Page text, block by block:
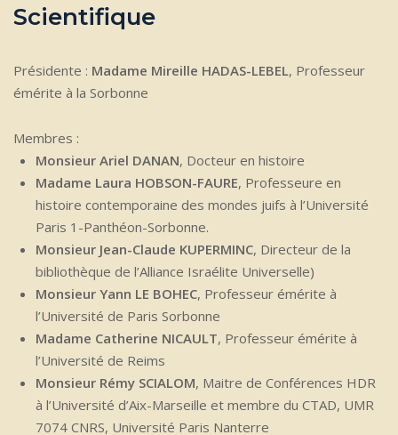
Scientifique
Présidente : Madame Mireille HADAS-LEBEL, Professeur
émérite à la Sorbonne
Membres :
Monsieur Ariel DANAN, Docteur en histoire
Madame Laura HOBSON-FAURE, Professeure en
histoire contemporaine des mondes juifs à l’Université
Paris 1-Panthéon-Sorbonne.
Monsieur Jean-Claude KUPERMINC, Directeur de la
bibliothèque de l’Alliance Israélite Universelle)
Monsieur Yann LE BOHEC, Professeur émérite à
l’Université de Paris Sorbonne
Madame Catherine NICAULT, Professeur émérite à
l’Université de Reims
Monsieur Rémy SCIALOM, Maitre de Conférences HDR
à l’Université d’Aix-Marseille et membre du CTAD, UMR
7074 CNRS, Université Paris Nanterre